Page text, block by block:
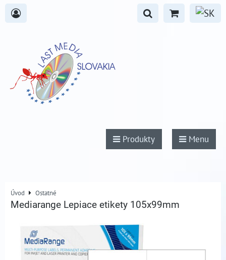
Produkty Menu
Úvod Ostatné
Mediarange Lepiace etikety 105x99mm